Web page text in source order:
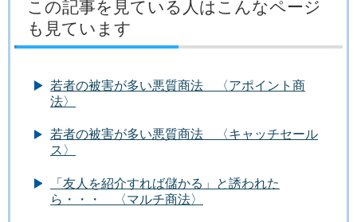
この記事を見ている人はこんなページ
も見ています
若者の被害が多い悪質商法 〈アポイント商
法〉
若者の被害が多い悪質商法 〈キャッチセール
ス〉
「友人を紹介すれば儲かる」と誘われた
ら・・・ 〈マルチ商法〉